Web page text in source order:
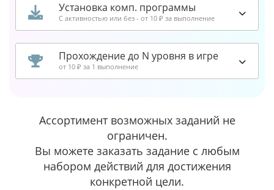
Установка комп. программы
С активностью или без - от 10 ₽ за выполнение
Прохождение до N уровня в игре
от 10 ₽ за 1 выполнение
Ассортимент возможных заданий не
ограничен.
Вы можете заказать задание с любым
набором действий для достижения
конкретной цели.